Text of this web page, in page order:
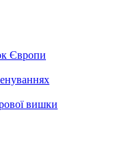
Європи
вишки